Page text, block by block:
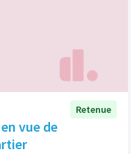
vue de
Retenue